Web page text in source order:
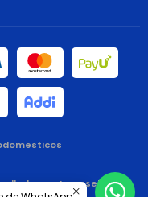
por Jumpseller.